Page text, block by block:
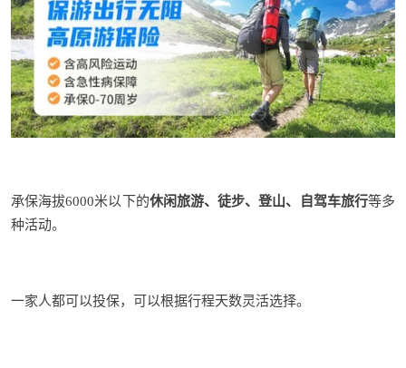
承保海拔6000米以下的休闲旅游、徒步、登山、自驾车旅行等多
种活动。
一家人都可以投保， 可以根据行程天数灵活选择。